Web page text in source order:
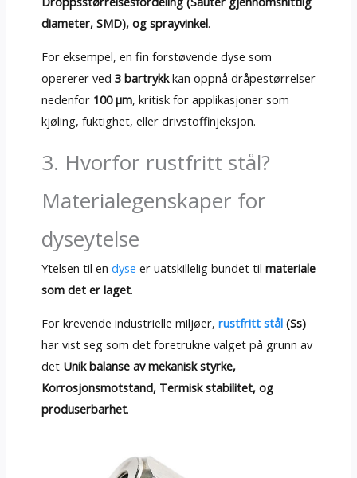
diameter, SMD), og sprayvinkel.
For eksempel, en fin forstøvende dyse som
opererer ved 3 bartrykkkan oppnå dråpestørrelser
nedenfor 100 μm, kritisk for applikasjoner som
kjøling, fuktighet, eller drivstoffinjeksjon.
3. Hvorfor rustfritt stål?
Materialegenskaper for
dyseytelse
Ytelsen til en dyse er uatskillelig bundet til materiale
som det er laget.
For krevende industrielle miljøer, rustfritt stål(Ss)
har vist seg som det foretrukne valget på grunn av
det Unik balanse av mekanisk styrke,
Korrosjonsmotstand, Termisk stabilitet, og
produserbarhet.